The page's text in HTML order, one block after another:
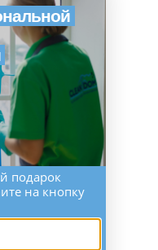
подарок
на кнопку